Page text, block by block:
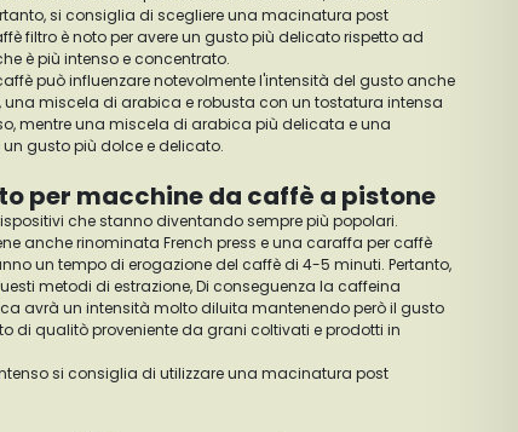
si consiglia di scegliere una macinatura post
filtro è noto per avere un gusto più delicato rispetto ad
è più intenso e concentrato.
può influenzare notevolmente l'intensità del gusto anche
una miscela di arabica e robusta con un tostatura intensa
mentre una miscela di arabica più delicata e una
gusto più dolce e delicato.
per macchine da caffè a pistone
che stanno diventando sempre più popolari.
anche rinominata French press e una caraffa per caffè
un tempo di erogazione del caffè di 4-5 minuti. Pertanto,
metodi di estrazione, Di conseguenza la caffeina
avrà un intensità molto diluita mantenendo però il gusto
di qualitò proveniente da grani coltivati e prodotti in
si consiglia di utilizzare una macinatura post